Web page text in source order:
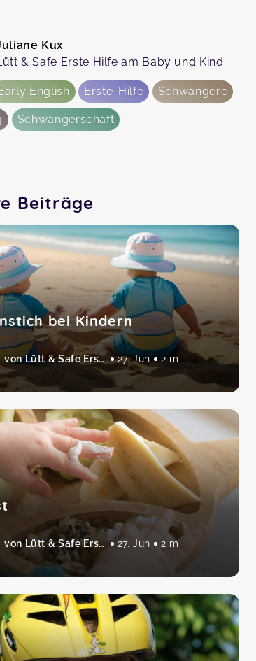
Kux
& Safe Erste Hilfe am Baby und Kind
English Erste-Hilfe Schwangere
Schwangerschaft
Beiträge
bei Kindern
von Lütt & Safe Erste Hilfe am Baby und Kind 27. Jun 2 m
von Lütt & Safe Erste Hilfe am Baby und Kind 27. Jun 2 m